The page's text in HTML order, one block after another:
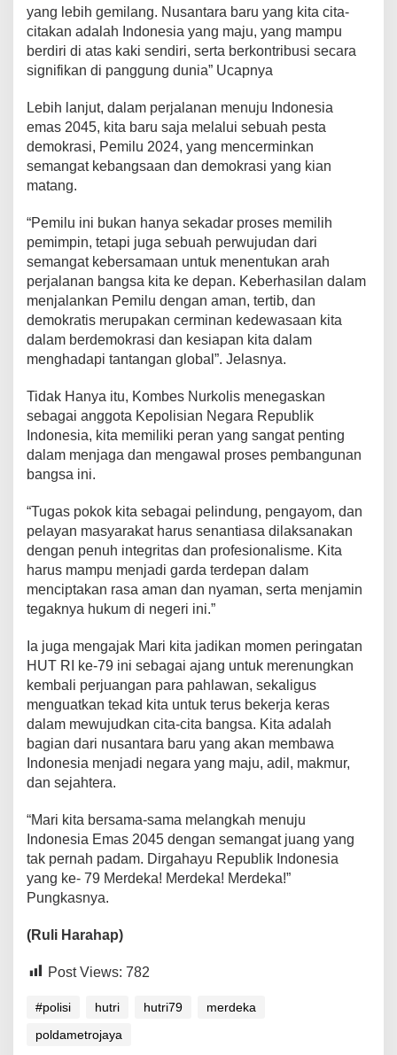
yang lebih gemilang. Nusantara baru yang kita cita-
citakan adalah Indonesia yang maju, yang mampu
berdiri di atas kaki sendiri, serta berkontribusi secara
signifikan di panggung dunia” Ucapnya
Lebih lanjut, dalam perjalanan menuju Indonesia
emas 2045, kita baru saja melalui sebuah pesta
demokrasi, Pemilu 2024, yang mencerminkan
semangat kebangsaan dan demokrasi yang kian
matang.
“Pemilu ini bukan hanya sekadar proses memilih
pemimpin, tetapi juga sebuah perwujudan dari
semangat kebersamaan untuk menentukan arah
perjalanan bangsa kita ke depan. Keberhasilan dalam
menjalankan Pemilu dengan aman, tertib, dan
demokratis merupakan cerminan kedewasaan kita
dalam berdemokrasi dan kesiapan kita dalam
menghadapi tantangan global”. Jelasnya.
Tidak Hanya itu, Kombes Nurkolis menegaskan
sebagai anggota Kepolisian Negara Republik
Indonesia, kita memiliki peran yang sangat penting
dalam menjaga dan mengawal proses pembangunan
bangsa ini.
“Tugas pokok kita sebagai pelindung, pengayom, dan
pelayan masyarakat harus senantiasa dilaksanakan
dengan penuh integritas dan profesionalisme. Kita
harus mampu menjadi garda terdepan dalam
menciptakan rasa aman dan nyaman, serta menjamin
tegaknya hukum di negeri ini.”
Ia juga mengajak Mari kita jadikan momen peringatan
HUT RI ke-79 ini sebagai ajang untuk merenungkan
kembali perjuangan para pahlawan, sekaligus
menguatkan tekad kita untuk terus bekerja keras
dalam mewujudkan cita-cita bangsa. Kita adalah
bagian dari nusantara baru yang akan membawa
Indonesia menjadi negara yang maju, adil, makmur,
dan sejahtera.
“Mari kita bersama-sama melangkah menuju
Indonesia Emas 2045 dengan semangat juang yang
tak pernah padam. Dirgahayu Republik Indonesia
yang ke- 79 Merdeka! Merdeka! Merdeka!”
Pungkasnya.
(Ruli Harahap)
Post Views: 782
#polisi hutri hutri79
merdeka
poldametrojaya